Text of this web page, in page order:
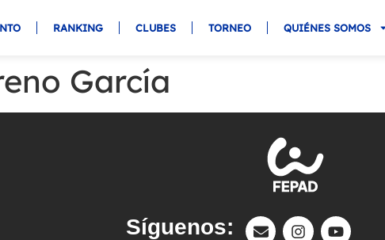
RANKING CLUBES TORNEO QUIÉNES SOMOS
García
Síguenos: